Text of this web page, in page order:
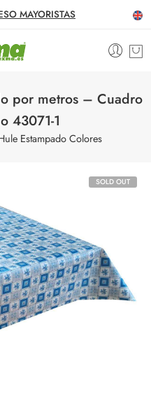
MAYORISTAS
por metros – Cuadro
43071-1
Estampado Colores
SOLD OUT